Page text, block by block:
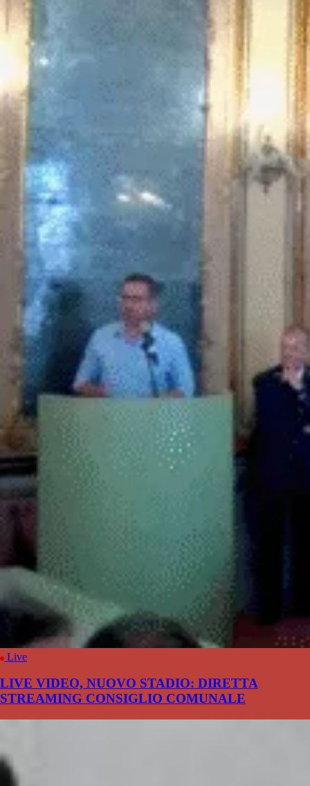
Live
LIVE VIDEO, NUOVO STADIO: DIRETTA
STREAMING CONSIGLIO COMUNALE